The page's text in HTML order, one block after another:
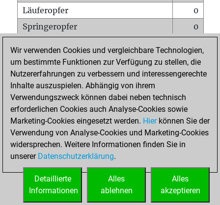
Läuferopfer
0
Springeropfer
0
Matt auf vollem Brett
0
Bauer setzt Matt
0
Erstickte Matts
Unterverwandlungen
Türme auf der siebten
0
STARTSEITE
Wir verwenden Cookies und vergleichbare Technologien,
um bestimmte Funktionen zur Verfügung zu stellen, die
Nutzererfahrungen zu verbessern und interessengerechte
Inhalte auszuspielen. Abhängig von ihrem
Verwendungszweck können dabei neben technisch
erforderlichen Cookies auch Analyse-Cookies sowie
Marketing-Cookies eingesetzt werden. Hierkönnen Sie der
Verwendung von Analyse-Cookies und Marketing-Cookies
widersprechen. Weitere Informationen finden Sie in
unserer Datenschutzerklärung.
Alles
akzeptieren
Alles
ablehnen
Detaillierte
Informationen